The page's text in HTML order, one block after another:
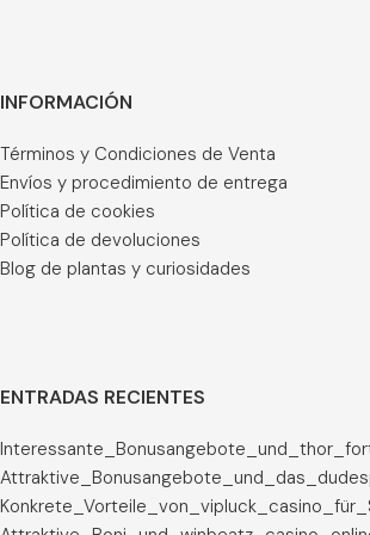
INFORMACIÓN
Términos y Condiciones de Venta
Envíos y procedimiento de entrega
Política de cookies
Política de devoluciones
Blog de plantas y curiosidades
ENTRADAS RECIENTES